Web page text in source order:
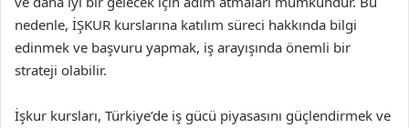
nedenle, İŞKUR kurslarına katılım süreci hakkında bilgi
edinmek ve başvuru yapmak, iş arayışında önemli bir
strateji olabilir.
İşkur kursları, Türkiye’de iş gücü piyasasını güçlendirmek ve